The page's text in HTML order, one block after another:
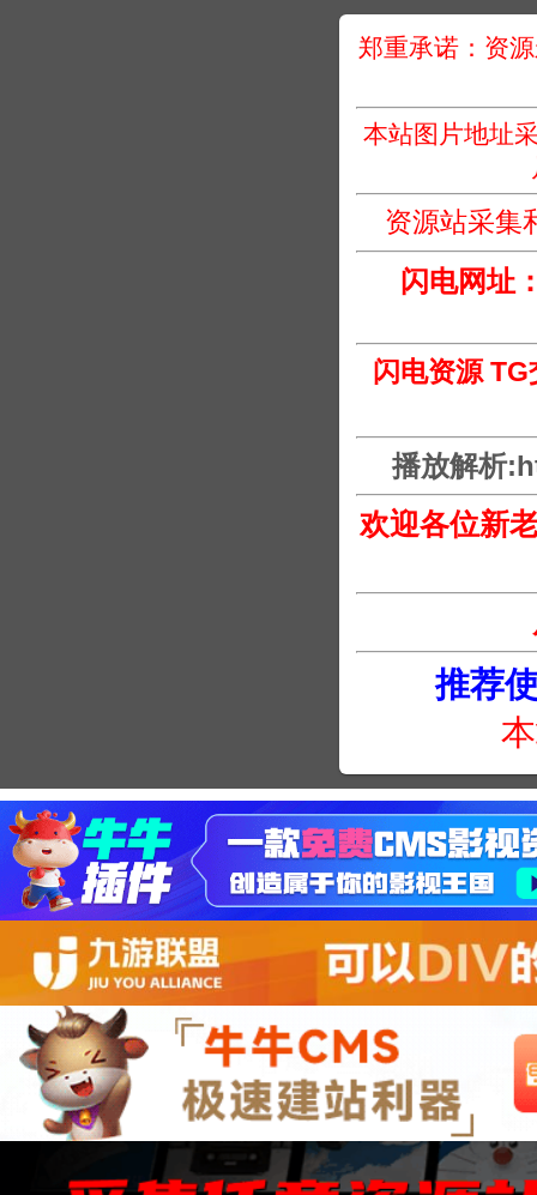
郑重承诺：资
本站图片地址
资源站采集
闪电网址
闪电资源 TG
播放解析
欢迎各位新
推荐